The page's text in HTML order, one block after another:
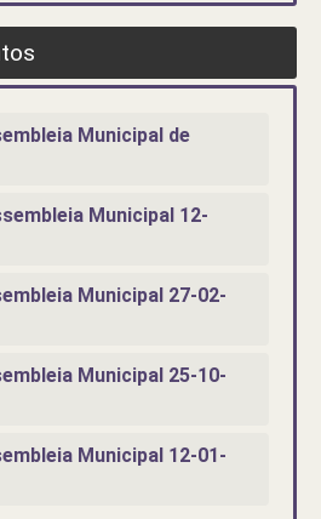
Municipal de
Municipal 12-
Municipal 27-02-
Municipal 25-10-
Municipal 12-01-